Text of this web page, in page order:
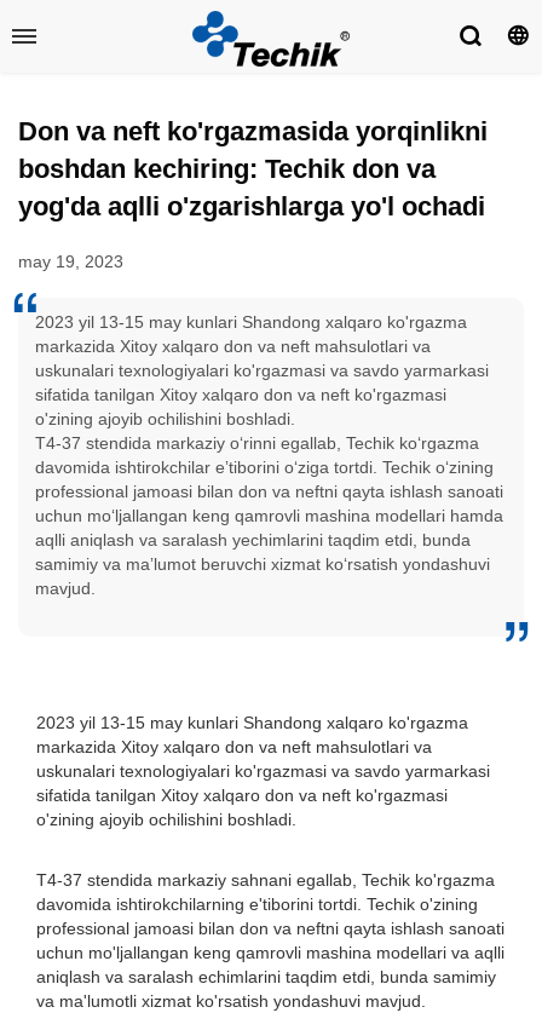
Don va neft ko'rgazmasida yorqinlikni
boshdan kechiring: Techik don va
yog'da aqlli o'zgarishlarga yo'l ochadi
may 19, 2023
2023 yil 13-15 may kunlari Shandong xalqaro ko'rgazma
markazida Xitoy xalqaro don va neft mahsulotlari va
uskunalari texnologiyalari ko'rgazmasi va savdo yarmarkasi
sifatida tanilgan Xitoy xalqaro don va neft ko'rgazmasi
o'zining ajoyib ochilishini boshladi.
T4-37 stendida markaziy oʻrinni egallab, Techik koʻrgazma
davomida ishtirokchilar eʼtiborini oʻziga tortdi. Techik oʻzining
professional jamoasi bilan don va neftni qayta ishlash sanoati
uchun moʻljallangan keng qamrovli mashina modellari hamda
aqlli aniqlash va saralash yechimlarini taqdim etdi, bunda
samimiy va maʼlumot beruvchi xizmat koʻrsatish yondashuvi
mavjud.
2023 yil 13-15 may kunlari Shandong xalqaro ko'rgazma
markazida Xitoy xalqaro don va neft mahsulotlari va
uskunalari texnologiyalari ko'rgazmasi va savdo yarmarkasi
sifatida tanilgan Xitoy xalqaro don va neft ko'rgazmasi
o'zining ajoyib ochilishini boshladi.
T4-37 stendida markaziy sahnani egallab, Techik ko'rgazma
davomida ishtirokchilarning e'tiborini tortdi. Techik o'zining
professional jamoasi bilan don va neftni qayta ishlash sanoati
uchun mo'ljallangan keng qamrovli mashina modellari va aqlli
aniqlash va saralash echimlarini taqdim etdi, bunda samimiy
va ma'lumotli xizmat ko'rsatish yondashuvi mavjud.